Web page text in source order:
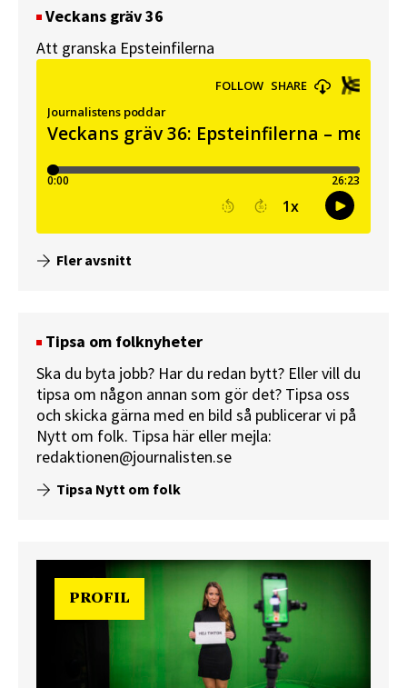
Veckans gräv 36
Att granska Epsteinfilerna
Fler avsnitt
Tipsa om folknyheter
Ska du byta jobb? Har du redan bytt? Eller vill du
tipsa om någon annan som gör det? Tipsa oss
och skicka gärna med en bild så publicerar vi på
Nytt om folk. Tipsa här eller mejla:
redaktionen@journalisten.se
Tipsa Nytt om folk
PROFIL